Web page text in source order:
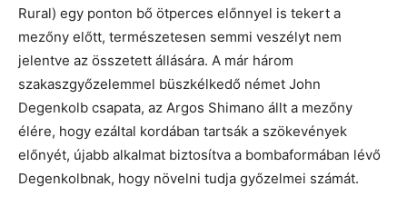
Rural) egy ponton bő ötperces előnnyel is tekert a
mezőny előtt, természetesen semmi veszélyt nem
jelentve az összetett állására. A már három
szakaszgyőzelemmel büszkélkedő német John
Degenkolb csapata, az Argos Shimano állt a mezőny
élére, hogy ezáltal kordában tartsák a szökevények
előnyét, újabb alkalmat biztosítva a bombaformában lévő
Degenkolbnak, hogy növelni tudja győzelmei számát.